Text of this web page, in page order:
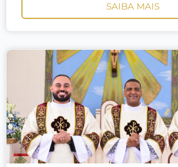
SAIBA MAIS